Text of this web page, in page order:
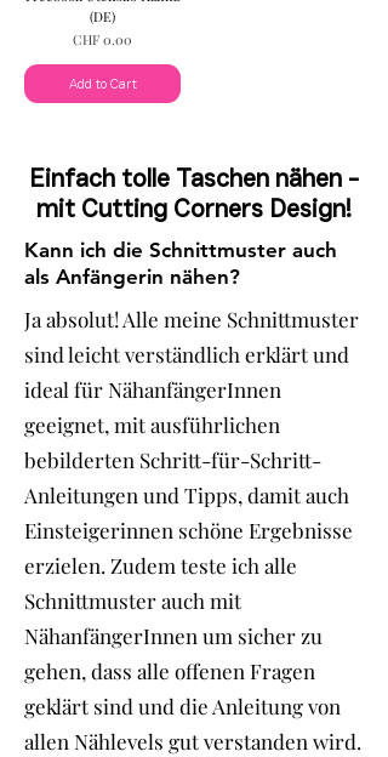
(DE)
Price
CHF 0.00
Add to Cart
Einfach tolle Taschen nähen -
mit Cutting Corners Design!
Kann ich die Schnittmuster auch
als Anfängerin nähen?
Ja absolut! Alle meine Schnittmuster
sind leicht verständlich erklärt und
ideal für NähanfängerInnen
geeignet, mit ausführlichen
bebilderten Schritt-für-Schritt-
Anleitungen und Tipps, damit auch
Einsteigerinnen schöne Ergebnisse
erzielen. Zudem teste ich alle
Schnittmuster auch mit
NähanfängerInnen um sicher zu
gehen, dass alle offenen Fragen
geklärt sind und die Anleitung von
allen Nählevels gut verstanden wird.